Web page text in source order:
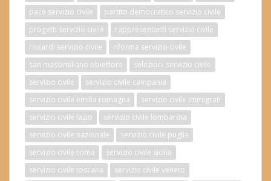
pace servizio civile
partito democratico servizio civile
progetti servizio civile
rappresentanti servizio civile
riccardi servizio civile
riforma servizio civile
san massimiliano obiettore
selezioni servizio civile
servizio civile
servizio civile campania
servizio civile emilia romagna
servizio civile immigrati
servizio civile lazio
servizio civile lombardia
servizio civile nazionale
servizio civile puglia
servizio civile roma
servizio civile sicilia
servizio civile toscana
servizio civile veneto